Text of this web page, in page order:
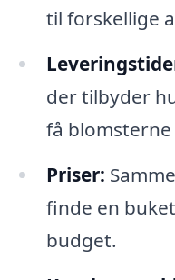
til forskellige
der tilbyder
få
Priser:
finde en
budget.